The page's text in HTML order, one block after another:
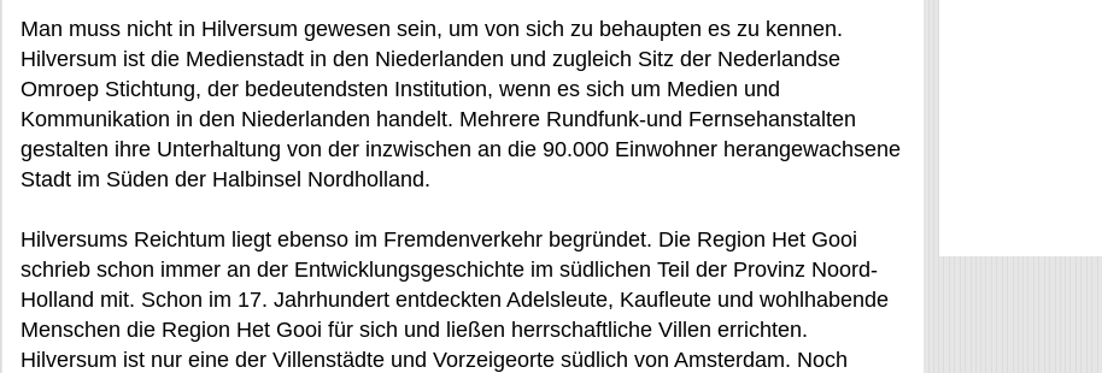
Man muss nicht in Hilversum gewesen sein, um von sich zu behaupten es zu kennen.
Hilversum ist die Medienstadt in den Niederlanden und zugleich Sitz der Nederlandse
Omroep Stichtung, der bedeutendsten Institution, wenn es sich um Medien und
Kommunikation in den Niederlanden handelt. Mehrere Rundfunk-und Fernsehanstalten
gestalten ihre Unterhaltung von der inzwischen an die 90.000 Einwohner herangewachsene
Stadt im Süden der Halbinsel Nordholland.
Hilversums Reichtum liegt ebenso im Fremdenverkehr begründet. Die Region Het Gooi
schrieb schon immer an der Entwicklungsgeschichte im südlichen Teil der Provinz Noord-
Holland mit. Schon im 17. Jahrhundert entdeckten Adelsleute, Kaufleute und wohlhabende
Menschen die Region Het Gooi für sich und ließen herrschaftliche Villen errichten.
Hilversum ist nur eine der Villenstädte und Vorzeigeorte südlich von Amsterdam. Noch